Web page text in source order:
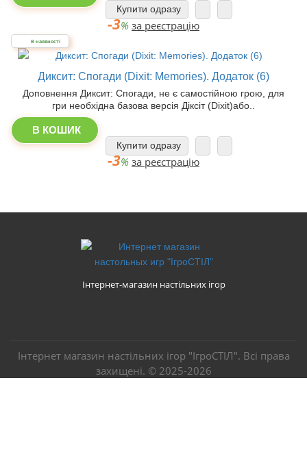
Купити одразу
-3% за реєстрацію
В наявності
Диксит: Спогади (Dixit: Memories). Додаток (6)
Доповнення Диксит: Спогади, не є самостійною грою, для
гри необхідна базова версія Діксіт (Dixit)або..
В КОШИК
Купити одразу
-3% за реєстрацію
Інтернет-магазин настільних ігор
Інтернет магазин настільних ігор "ІгроСТІЛ". Всі права
захищені. © 2025-2026